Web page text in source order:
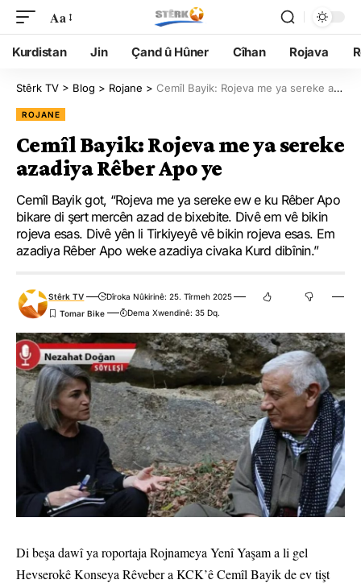
Aa
Kurdistan Jin Çand û Hûner Cîhan Rojava
Stêrk TV > Blog > Rojane > Cemîl Bayik: Rojeva me ya sereke azadiya Rêber Apo ye
ROJANE
Cemîl Bayik: Rojeva me ya sereke
azadiya Rêber Apo ye
Cemîl Bayik got, “Rojeva me ya sereke ew e ku Rêber Apo
bikare di şert mercên azad de bixebite. Divê em vê bikin
rojeva esas. Divê yên li Tirkiyeyê vê bikin rojeva esas. Em
azadiya Rêber Apo weke azadiya civaka Kurd dibînin.”
Stêrk TV
Dîroka Nûkirinê: 25. Tîrmeh 2025
Dema Xwendinê: 35 Dq.
Di beşa dawî ya roportaja Rojnameya Yenî Yaşam a li gel
Hevserokê Konseya Rêveber a KCK’ê Cemîl Bayik de ev tişt